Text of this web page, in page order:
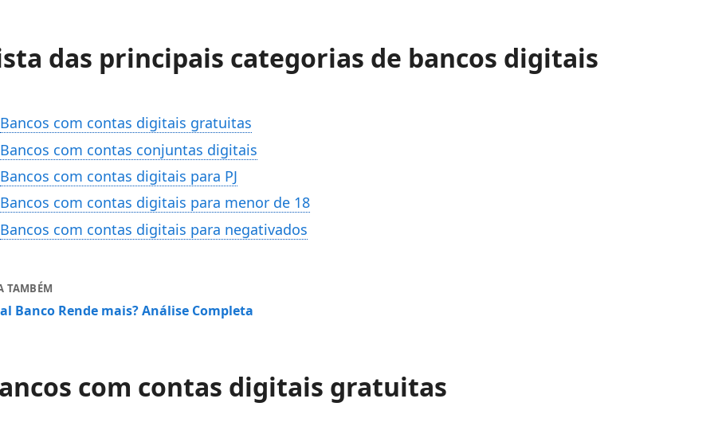
das principais categorias de bancos digitais
Bancos com contas digitais gratuitas
Bancos com contas conjuntas digitais
Bancos com contas digitais para PJ
Bancos com contas digitais para menor de 18
Bancos com contas digitais para negativados
TAMBÉM
Banco Rende mais? Análise Completa
com contas digitais gratuitas